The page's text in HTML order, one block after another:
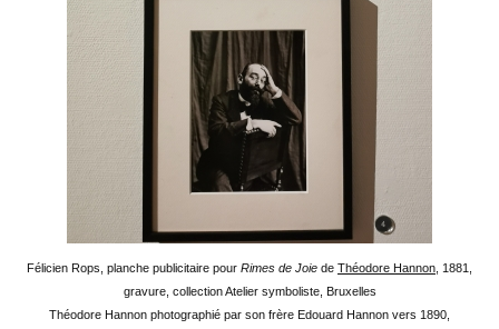
Félicien Rops, planche publicitaire pour Rimes de Joie de Théodore Hannon , 1881,
gravure, collection Atelier symboliste, Bruxelles
Théodore Hannon photographié par son frère Edouard Hannon vers 1890,